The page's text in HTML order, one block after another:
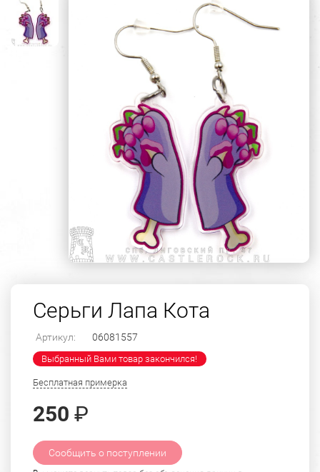
Серьги Лапа Кота
Артикул: 06081557
Выбранный Вами товар закончился!
Бесплатная примерка
250 ₽
Сообщить о поступлении